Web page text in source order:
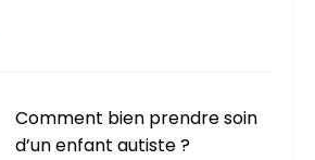
Comment bien prendre soin
d’un enfant autiste ?